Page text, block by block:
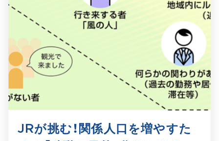
JRが挑む！関係人口を増やすた